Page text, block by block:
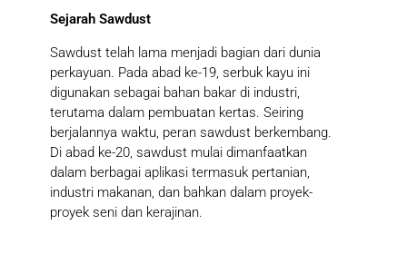
Sejarah Sawdust
Sawdust telah lama menjadi bagian dari dunia
perkayuan. Pada abad ke-19, serbuk kayu ini
digunakan sebagai bahan bakar di industri,
terutama dalam pembuatan kertas. Seiring
berjalannya waktu, peran sawdust berkembang.
Di abad ke-20, sawdust mulai dimanfaatkan
dalam berbagai aplikasi termasuk pertanian,
industri makanan, dan bahkan dalam proyek-
proyek seni dan kerajinan.